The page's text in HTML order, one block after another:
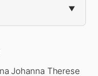
Johanna Therese